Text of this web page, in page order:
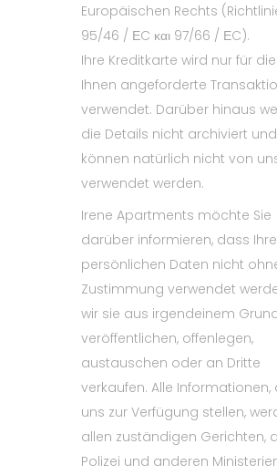
Europäischen Rechts
95/46 / ΕC και 97/66 / ΕC).
Ihre Kreditkarte wird nur für
Ihnen angeforderte
verwendet. Darüber hinaus
die Details nicht archiviert und
können natürlich nicht von
verwendet werden.
Irene Apartments möchte Sie
darüber informieren, dass Ihre
persönlichen Daten nicht
Zustimmung verwendet
wir sie aus irgendeinem
veröffentlichen, offenlegen,
austauschen oder an Dritte
verkaufen. Alle Informationen,
uns zur Verfügung stellen,
allen zuständigen Gerichten,
Polizei und anderen